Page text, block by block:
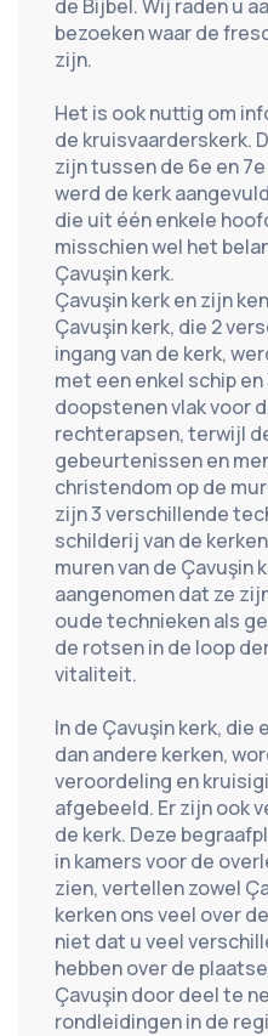
de Bijbel. Wij raden u
bezoeken waar de
zijn.
Het is ook nuttig om
de kruisvaarderskerk.
zijn tussen de 6e en
werd de kerk
die uit één enkele
misschien wel het
Çavuşin kerk.
Çavuşin kerk en zijn
Çavuşin kerk, die 2
ingang van de kerk,
met een enkel schip en
doopstenen vlak voor
rechterapsen, terwijl
gebeurtenissen en
christendom op de
zijn 3 verschillende
schilderij van de
muren van de Çavuşin
aangenomen dat ze
oude technieken als
de rotsen in de loop
vitaliteit.
In de Çavuşin kerk,
dan andere kerken,
veroordeling en
afgebeeld. Er zijn ook
de kerk. Deze
in kamers voor de
zien, vertellen zowel
kerken ons veel over
niet dat u veel
hebben over de
Çavuşin door deel te
rondleidingen in de